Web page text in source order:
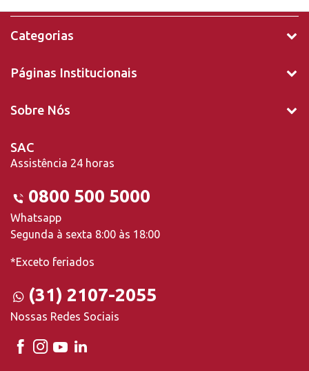
Categorias
Páginas Institucionais
Sobre Nós
SAC
Assistência 24 horas
0800 500 5000
Whatsapp
Segunda à sexta 8:00 às 18:00
*Exceto feriados
(31) 2107-2055
Nossas Redes Sociais